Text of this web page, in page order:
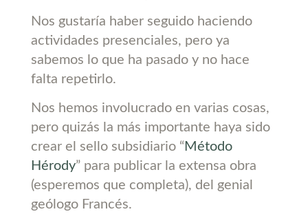
Nos gustaría haber seguido haciendo
actividades presenciales, pero ya
sabemos lo que ha pasado y no hace
falta repetirlo.
Nos hemos involucrado en varias cosas,
pero quizás la más importante haya sido
crear el sello subsidiario “ Método
Hérody” para publicar la extensa obra
(esperemos que completa), del genial
geólogo Francés.